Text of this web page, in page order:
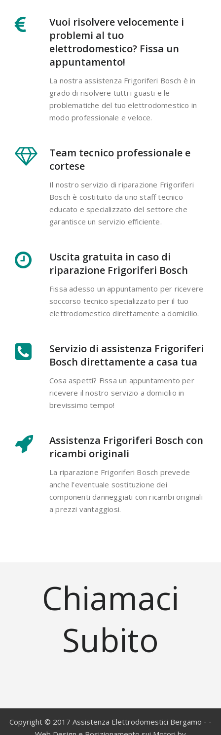
Vuoi risolvere velocemente i
problemi al tuo
elettrodomestico? Fissa un
appuntamento!
La nostra assistenza Frigoriferi Bosch è in
grado di risolvere tutti i guasti e le
problematiche del tuo elettrodomestico in
modo professionale e veloce.
Team tecnico professionale e
cortese
Il nostro servizio di riparazione Frigoriferi
Bosch è costituito da uno staff tecnico
educato e specializzato del settore che
garantisce un servizio efficiente.
Uscita gratuita in caso di
riparazione Frigoriferi Bosch
Fissa adesso un appuntamento per ricevere
soccorso tecnico specializzato per il tuo
elettrodomestico direttamente a domicilio.
Servizio di assistenza Frigoriferi
Bosch direttamente a casa tua
Cosa aspetti? Fissa un appuntamento per
ricevere il nostro servizio a domicilio in
brevissimo tempo!
Assistenza Frigoriferi Bosch con
ricambi originali
La riparazione Frigoriferi Bosch prevede
anche l’eventuale sostituzione dei
componenti danneggiati con ricambi originali
a prezzi vantaggiosi.
Chiamaci
Subito
Copyright © 2017 Assistenza Elettrodomestici Bergamo - -